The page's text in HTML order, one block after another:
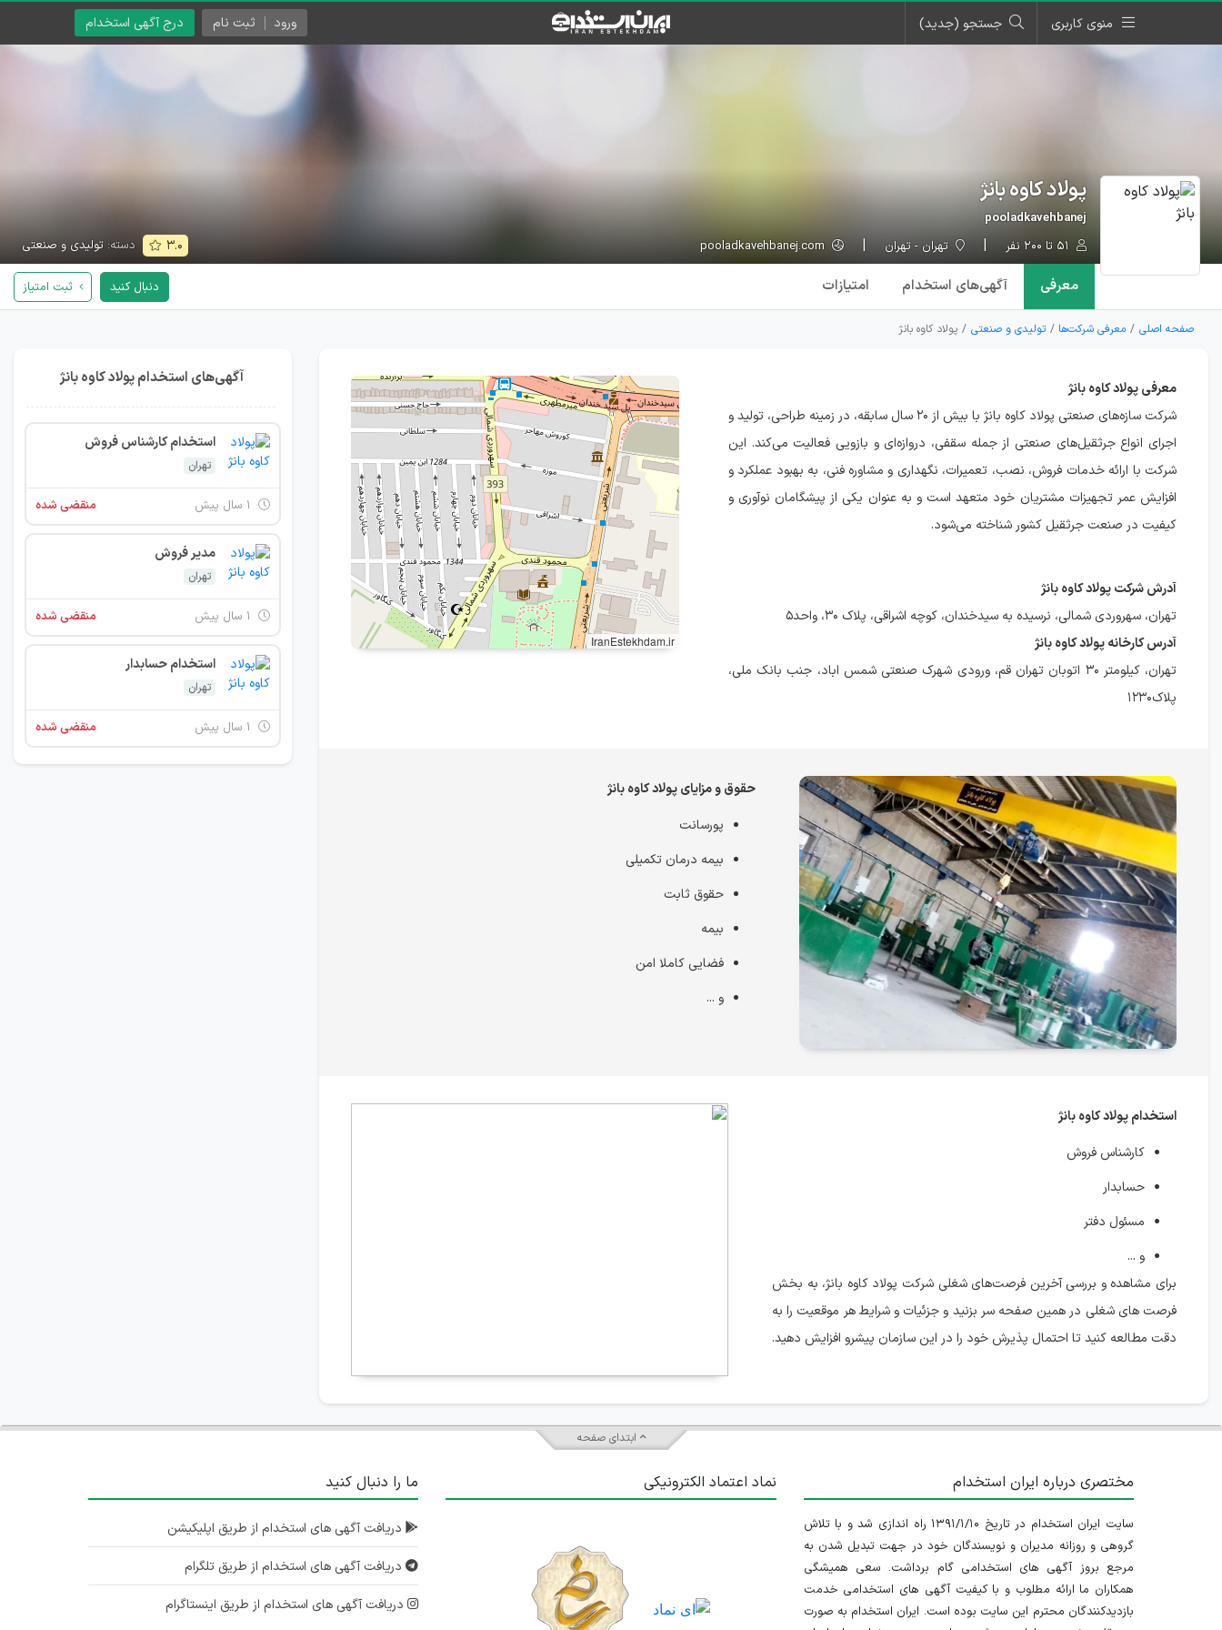
منوی کاربری جستجو (جدید) درج آگهی استخدام ورود ثبت نام
پولاد کاوه بانژ
pooladkavehbanej
تهران - تهران ۳.۰ دسته: تولیدی و صنعتی
معرفی آگهی‌های استخدام امتیازات دنبال کنید ثبت امتیاز
صفحه اصلی معرفی شرکت‌ها تولیدی و صنعتی پولاد کاوه بانژ
معرفی پولاد کاوه بانژ
شرکت سازه‌های صنعتی پولاد کاوه بانژ با بیش از ۲۰ سال سابقه، در زمینه طراحی، تولید و
اجرای انواع جرثقیل‌های صنعتی از جمله سقفی، دروازه‌ای و بازویی فعالیت می‌کند. این
شرکت با ارائه خدمات فروش، نصب، تعمیرات، نگهداری و مشاوره فنی، به بهبود عملکرد و
افزایش عمر تجهیزات مشتریان خود متعهد است و به عنوان یکی از پیشگامان نوآوری و
کیفیت در صنعت جرثقیل کشور شناخته می‌شود.
آدرش شرکت پولاد کاوه بانژ
تهران، سهروردی شمالی، نرسیده به سیدخندان، کوچه اشراقی، پلاک ۳۰، واحد۵
آدرس کارخانه پولاد کاوه بانژ
تهران، کیلومتر ۳۰ اتوبان تهران قم، ورودی شهرک صنعتی شمس اباد، جنب بانک ملی،
پلاک۱۲۳۰
IranEstekhdam.ir
حقوق و مزایای پولاد کاوه بانژ
پورسانت
بیمه درمان تکمیلی
حقوق ثابت
بیمه
فضایی کاملا امن
و ...
استخدام پولاد کاوه بانژ
کارشناس فروش
حسابدار
مسئول دفتر
و ...
برای مشاهده و بررسی آخرین فرصت‌های شغلی شرکت پولاد کاوه بانژ، به بخش
فرصت های شغلی در همین صفحه سر بزنید و جزئیات و شرایط هر موقعیت را به
دقت مطالعه کنید تا احتمال پذیرش خود را در این سازمان پیشرو افزایش دهید.
آگهی‌های استخدام پولاد کاوه بانژ
استخدام کارشناس فروش
تهران
منقضی شده
مدیر فروش
تهران
منقضی شده
استخدام حسابدار
تهران
منقضی شده
ابتدای صفحه
مختصری درباره ایران استخدام
سایت ایران استخدام در تاریخ ۱۳۹۱/۱/۱۰ راه اندازی شد و با تلاش
گروهی و روزانه مدیران و نویسندگان خود در جهت تبدیل شدن به
مرجع بروز آگهی های استخدامی گام برداشت. سعی همیشگی
همکاران ما ارائه مطلوب و با کیفیت آگهی های استخدامی خدمت
بازدیدکنندگان محترم این سایت بوده است. ایران استخدام به صورت
نماد اعتماد الکترونیکی ما را دنبال کنید
دریافت آگهی های استخدام از طریق اپلیکیشن
دریافت آگهی های استخدام از طریق تلگرام
دریافت آگهی های استخدام از طریق اینستاگرام